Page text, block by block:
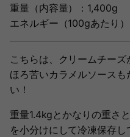
重量（内容量）：1,400g
エネルギー（100gあたり
こちらは、クリームチーズ
ほろ苦いカラメルソース
い！
重量1.4kgとかなりの重さ
を小分けにして冷凍保存